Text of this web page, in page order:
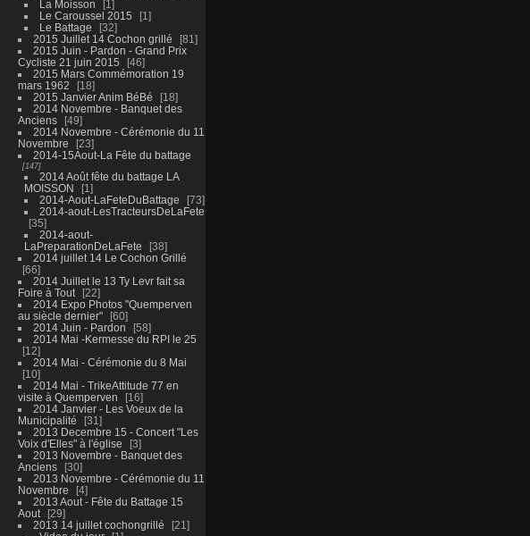
La Moisson
1
Le Caroussel 2015
1
Le Battage
32
2015 Juillet 14 Cochon grillé
81
2015 Juin - Pardon - Grand Prix
Cycliste 21 juin 2015
46
2015 Mars Commémoration 19
mars 1962
18
2015 Janvier Anim BéBé
18
2014 Novembre - Banquet des
Anciens
49
2014 Novembre - Cérémonie du 11
Novembre
23
2014-15Aout-La Fête du battage
147
2014 Août fête du battage LA
MOISSON
1
2014-Aout-LaFeteDuBattage
73
2014-aout-LesTracteursDeLaFete
35
2014-aout-
LaPreparationDeLaFete
38
2014 juillet 14 Le Cochon Grillé
66
2014 Juillet le 13 Ty Levr fait sa
Foire à Tout
22
2014 Expo Photos "Quemperven
au siècle dernier"
60
2014 Juin - Pardon
58
2014 Mai -Kermesse du RPI le 25
12
2014 Mai - Cérémonie du 8 Mai
10
2014 Mai - TrikeAttitude 77 en
visite à Quemperven
16
2014 Janvier - Les Voeux de la
Municipalité
31
2013 Decembre 15 - Concert "Les
Voix d'Elles" à l'église
3
2013 Novembre - Banquet des
Anciens
30
2013 Novembre - Cérémonie du 11
Novembre
4
2013 Aout - Fête du Battage 15
Aout
29
2013 14 juillet cochongrillé
21